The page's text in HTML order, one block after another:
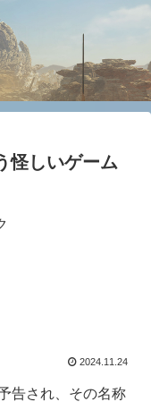
怪しいゲーム
2024.11.24
告され、その名称